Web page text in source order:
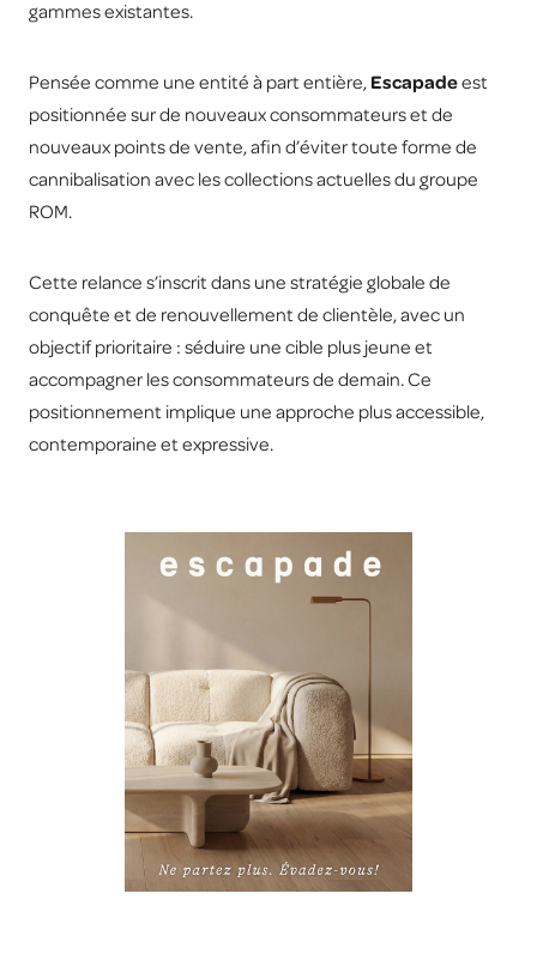
gammes existantes.
Pensée comme une entité à part entière, Escapadeest
positionnée sur de nouveaux consommateurs et de
nouveaux points de vente, afin d’éviter toute forme de
cannibalisation avec les collections actuelles du groupe
ROM.
Cette relance s’inscrit dans une stratégie globale de
conquête et de renouvellement de clientèle, avec un
objectif prioritaire : séduire une cible plus jeune et
accompagner les consommateurs de demain. Ce
positionnement implique une approche plus accessible,
contemporaine et expressive.